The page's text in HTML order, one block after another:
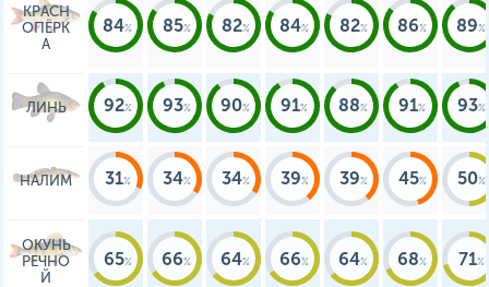
КРАСН
ОПЁРК
А
84 85 82 84 82 86 89
ЛИНЬ 92 93 90 91 88 91 93
НАЛИМ 31 34 34 39 39 45 50
ОКУНЬ
РЕЧНО
Й
65 66 64 66 64 68 71